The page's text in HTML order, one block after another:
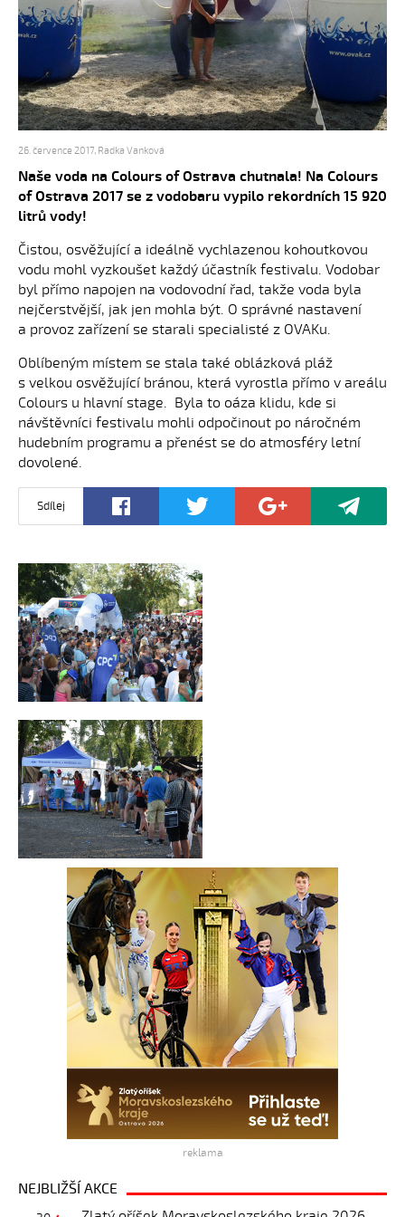
26. července 2017, Radka Vanková
Naše voda na Colours of Ostrava chutnala! Na Colours
of Ostrava 2017 se z vodobaru vypilo rekordních 15 920
litrů vody!
Čistou, osvěžující a ideálně vychlazenou kohoutkovou
vodu mohl vyzkoušet každý účastník festivalu. Vodobar
byl přímo napojen na vodovodní řad, takže voda byla
nejčerstvější, jak jen mohla být. O správné nastavení
a provoz zařízení se starali specialisté z OVAKu.
Oblíbeným místem se stala také oblázková pláž
s velkou osvěžující bránou, která vyrostla přímo v areálu
Colours u hlavní stage. Byla to oáza klidu, kde si
návštěvníci festivalu mohli odpočinout po náročném
hudebním programu a přenést se do atmosféry letní
dovolené.
Sdílej
reklama
NEJBLIŽŠÍ AKCE